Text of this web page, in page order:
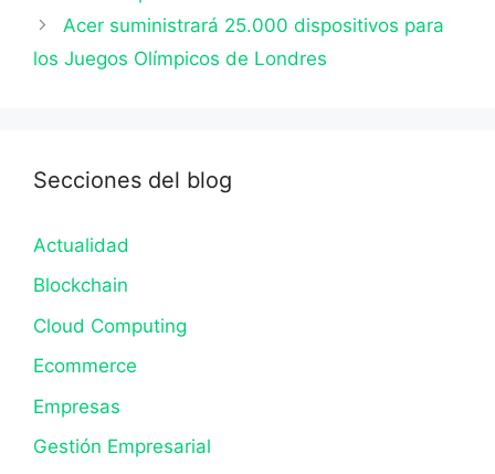
Acer suministrará 25.000 dispositivos para
los Juegos Olímpicos de Londres
Secciones del blog
Actualidad
Blockchain
Cloud Computing
Ecommerce
Empresas
Gestión Empresarial